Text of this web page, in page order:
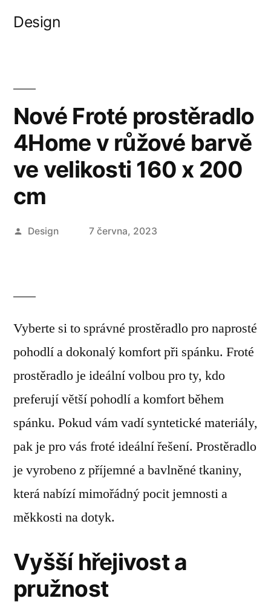
Design
Nové Froté prostěradlo
4Home v růžové barvě
ve velikosti 160 x 200
cm
Autor
Design 7 června, 2023
Vyberte si to správné prostěradlo pro naprosté
pohodlí a dokonalý komfort při spánku. Froté
prostěradlo je ideální volbou pro ty, kdo
preferují větší pohodlí a komfort během
spánku. Pokud vám vadí syntetické materiály,
pak je pro vás froté ideální řešení. Prostěradlo
je vyrobeno z příjemné a bavlněné tkaniny,
která nabízí mimořádný pocit jemnosti a
měkkosti na dotyk.
Vyšší hřejivost a
pružnost